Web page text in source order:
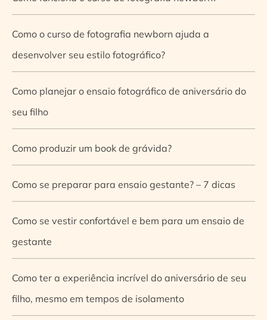
Como o curso de fotografia newborn ajuda a
desenvolver seu estilo fotográfico?
Como planejar o ensaio fotográfico de aniversário do
seu filho
Como produzir um book de grávida?
Como se preparar para ensaio gestante? – 7 dicas
Como se vestir confortável e bem para um ensaio de
gestante
Como ter a experiência incrível do aniversário de seu
filho, mesmo em tempos de isolamento